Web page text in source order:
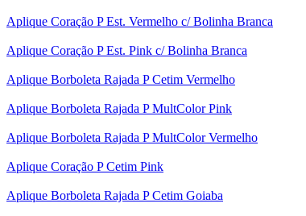
Aplique Coração P Est. Vermelho c/ Bolinha Branca
Aplique Coração P Est. Pink c/ Bolinha Branca
Aplique Borboleta Rajada P Cetim Vermelho
Aplique Borboleta Rajada P MultColor Pink
Aplique Borboleta Rajada P MultColor Vermelho
Aplique Coração P Cetim Pink
Aplique Borboleta Rajada P Cetim Goiaba